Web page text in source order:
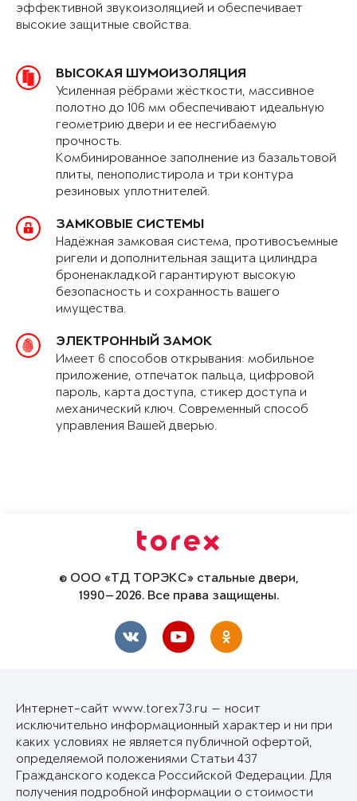
эффективной звукоизоляцией и обеспечивает
высокие защитные свойства.
ВЫСОКАЯ ШУМОИЗОЛЯЦИЯ
Усиленная рёбрами жёсткости, массивное
полотно до 106 мм обеспечивают идеальную
геометрию двери и ее несгибаемую
прочность.
Комбинированное заполнение из базальтовой
плиты, пенополистирола и три контура
резиновых уплотнителей.
ЗАМКОВЫЕ СИСТЕМЫ
Надёжная замковая система, противосъемные
ригели и дополнительная защита цилиндра
броненакладкой гарантируют высокую
безопасность и сохранность вашего
имущества.
ЭЛЕКТРОННЫЙ ЗАМОК
Имеет 6 способов открывания: мобильное
приложение, отпечаток пальца, цифровой
пароль, карта доступа, стикер доступа и
механический ключ. Современный способ
управления Вашей дверью.
© ООО «ТД ТОРЭКС» стальные двери,
1990—2026. Все права защищены.
Интернет-сайт www.torex73.ru — носит
исключительно информационный характер и ни при
каких условиях не является публичной офертой,
определяемой положениями Статьи 437
Гражданского кодекса Российской Федерации. Для
получения подробной информации о стоимости